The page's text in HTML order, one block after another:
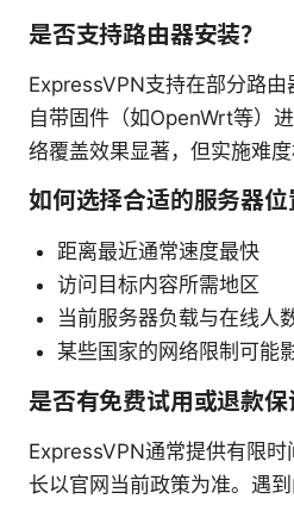
是否支持路由器安装？
ExpressVPN支持在部分路
自带固件（如OpenWrt等）
络覆盖效果显著，但实施难度
如何选择合适的服务器位
距离最近通常速度最快
访问目标内容所需地区
当前服务器负载与在线人
某些国家的网络限制可能
是否有免费试用或退款保
ExpressVPN通常提供有限
长以官网当前政策为准。遇